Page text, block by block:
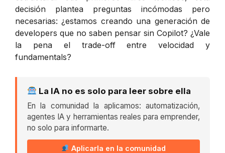
decisión plantea preguntas incómodas pero
necesarias: ¿estamos creando una generación de
developers que no saben pensar sin Copilot? ¿Vale
la pena el trade-off entre velocidad y
fundamentals?
La IA no es solo para leer sobre ella
En la comunidad la aplicamos: automatización,
agentes IA y herramientas reales para emprender,
no solo para informarte.
Aplicarla en la comunidad